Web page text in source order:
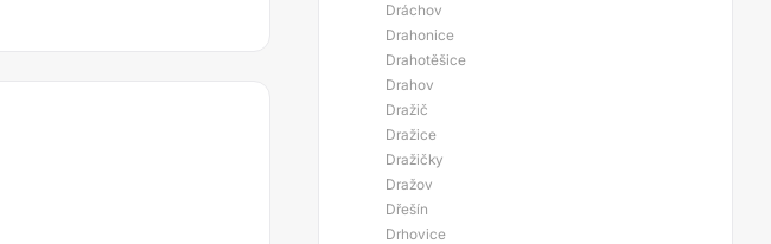
Dráchov
Drahonice
Drahotěšice
Drahov
Dražič
Dražice
Dražičky
Dražov
Dřešín
Drhovice